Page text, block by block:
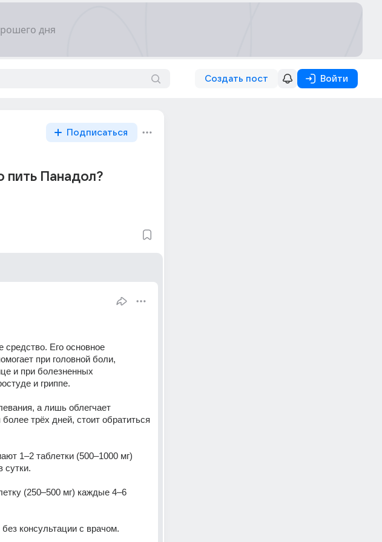
Создать пост Войти
Подписаться
пить Панадол?
Его основное
при головной боли,
и при болезненных
и гриппе.
а лишь облегчает
трёх дней, стоит обратиться
1–2 таблетки (500–1000 мг)
сутки.
(250–500 мг) каждые 4–6
консультации с врачом.